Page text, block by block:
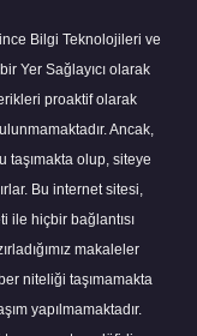
Bilgi Teknolojileri ve
Yer Sağlayıcı olarak
proaktif olarak
Ancak,
taşımakta olup, siteye
Bu internet sitesi,
ile hiçbir bağlantısı
makaleler
niteliği taşımamakta
yapılmamaktadır.